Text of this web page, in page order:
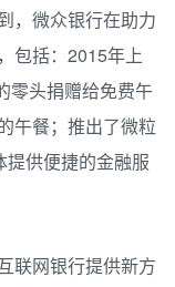
，微众银行在助力
包括：2015年上
零头捐赠给免费午
午餐；推出了微粒
提供便捷的金融服
联网银行提供新方